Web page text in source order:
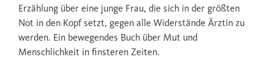
Erzählung über eine junge Frau, die sich in der größten
Not in den Kopf setzt, gegen alle Widerstände Ärztin zu
werden. Ein bewegendes Buch über Mut und
Menschlichkeit in finsteren Zeiten.